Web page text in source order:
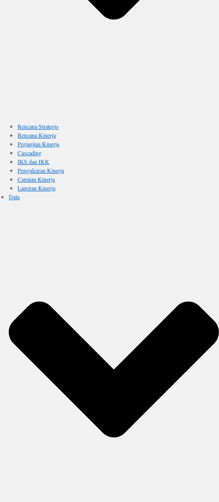
Rencana Strategis
Rencana Kinerja
Perjanjian Kinerja
Cascading
IKS dan IKK
Pengukuran Kinerja
Capaian Kinerja
Laporan Kinerja
Data